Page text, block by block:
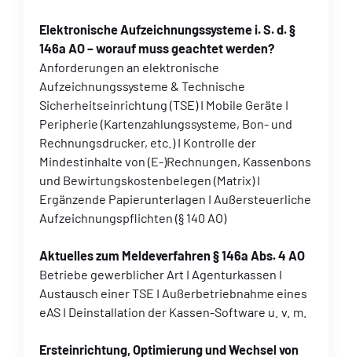
Elektronische Aufzeichnungssysteme i. S. d. §
146a AO – worauf muss geachtet werden?
Anforderungen an elektronische
Aufzeichnungssysteme & Technische
Sicherheitseinrichtung (TSE) I Mobile Geräte I
Peripherie (Kartenzahlungssysteme, Bon- und
Rechnungsdrucker, etc.) I Kontrolle der
Mindestinhalte von (E-)Rechnungen, Kassenbons
und Bewirtungskostenbelegen (Matrix) I
Ergänzende Papierunterlagen I Außersteuerliche
Aufzeichnungspflichten (§ 140 AO)
Aktuelles zum Meldeverfahren § 146a Abs. 4 AO
Betriebe gewerblicher Art I Agenturkassen I
Austausch einer TSE I Außerbetriebnahme eines
eAS I Deinstallation der Kassen-Software u. v. m.
Ersteinrichtung, Optimierung und Wechsel von